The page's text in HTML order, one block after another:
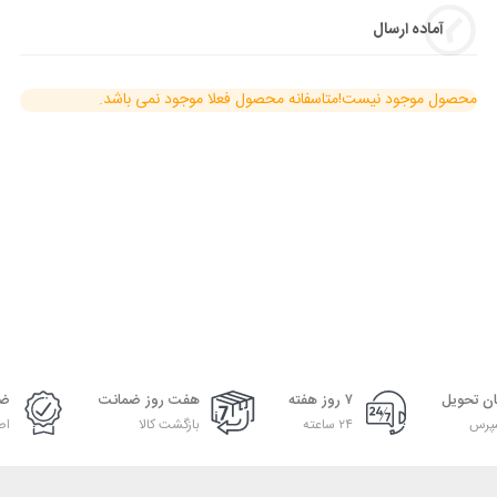
آماده ارسال
محصول موجود نیست!متاسفانه محصول فعلا موجود نمی باشد.
تحویل ۷ روز هفته
۲۴ ساعته
هفت روز ضمانت
بازگشت کالا